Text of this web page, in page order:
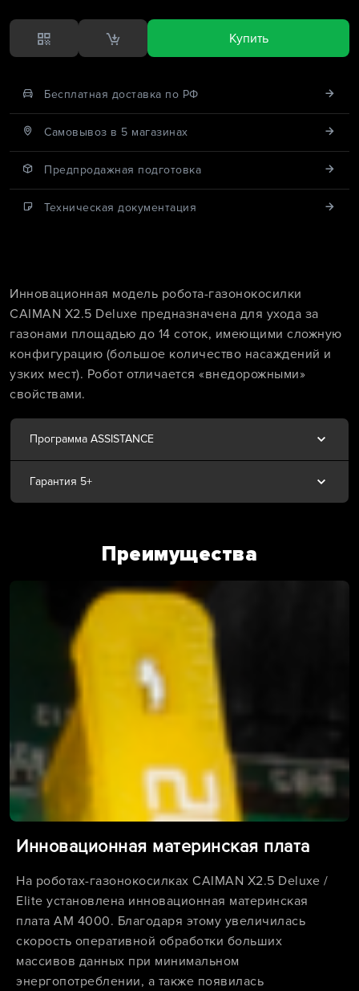
Купить
Бесплатная доставка по РФ
Cамовывоз в 5 магазинах
Предпродажная подготовка
Техническая документация
Инновационная модель робота-газонокосилки
CAIMAN X2.5 Deluxe предназначена для ухода за
газонами площадью до 14 соток, имеющими сложную
конфигурацию (большое количество насаждений и
узких мест). Робот отличается «внедорожными»
свойствами.
Программа ASSISTANCE
Гарантия 5+
Преимущества
Инновационная материнская плата
На роботах-газонокосилках CAIMAN X2.5 Deluxe /
Elite установлена инновационная материнская
плата AM 4000. Благодаря этому увеличилась
скорость оперативной обработки больших
массивов данных при минимальном
энергопотреблении, а также появилась